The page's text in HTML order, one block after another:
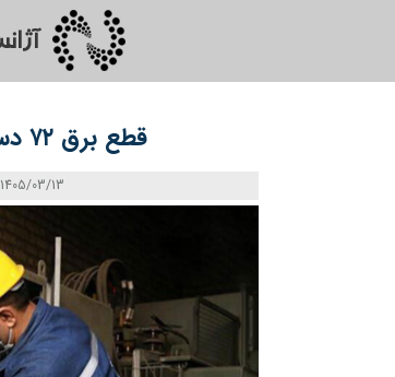
قطع برق ۷۲ دستگاه پرمصرف در تبریز
1405/03/13 - 13:30 - کد خبر: 162134